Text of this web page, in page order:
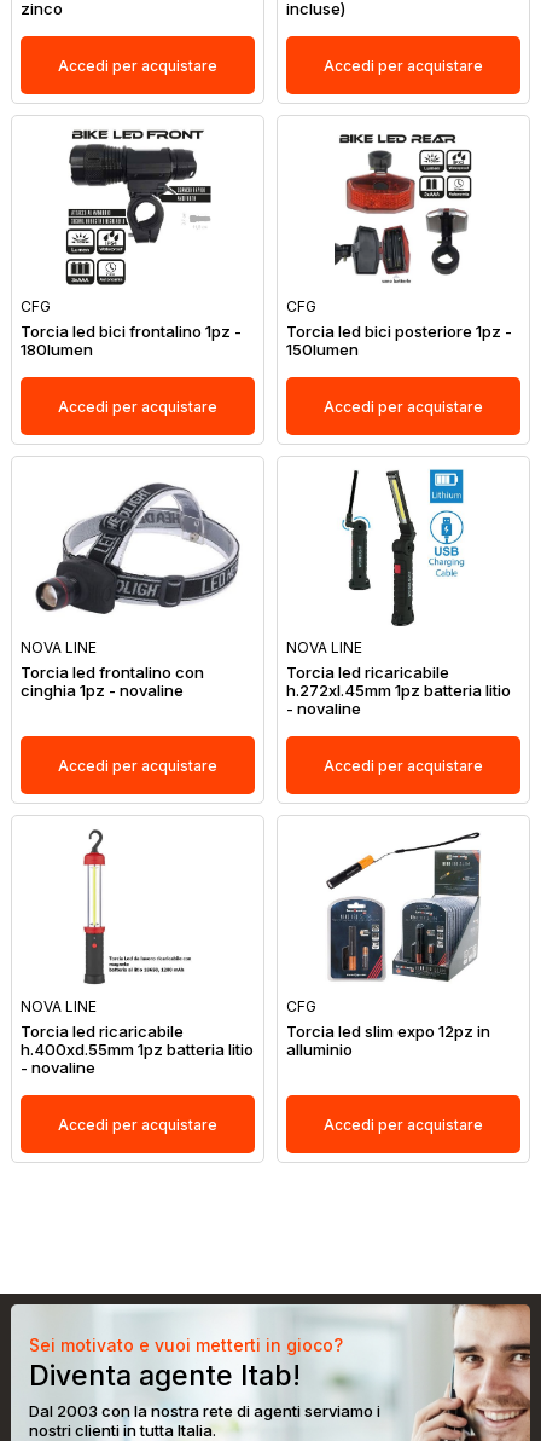
zinco
Accedi per acquistare
incluse)
Accedi per acquistare
CFG
Torcia led bici frontalino 1pz -
180lumen
Accedi per acquistare
CFG
Torcia led bici posteriore 1pz -
150lumen
Accedi per acquistare
NOVA LINE
Torcia led frontalino con
cinghia 1pz - novaline
Accedi per acquistare
NOVA LINE
Torcia led ricaricabile
h.272xl.45mm 1pz batteria litio
- novaline
Accedi per acquistare
NOVA LINE
Torcia led ricaricabile
h.400xd.55mm 1pz batteria litio
- novaline
Accedi per acquistare
CFG
Torcia led slim expo 12pz in
alluminio
Accedi per acquistare
Sei motivato e vuoi metterti in gioco?
Diventa agente Itab!
Dal 2003 con la nostra rete di agenti serviamo i
nostri clienti in tutta Italia.